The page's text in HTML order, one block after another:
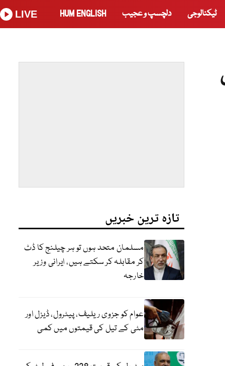
ٹیکنالوجی دلچسپ و عجیب HUM ENGLISH
LIVE
تازہ ترین خبریں
مسلمان متحد ہوں تو ہر چیلنج کا ڈٹ
کر مقابلہ کر سکتے ہیں، ایرانی وزیر
خارجہ
عوام کو جزوی ریلیف، پیٹرول، ڈیزل اور
مٹی کے تیل کی قیمتوں میں کمی